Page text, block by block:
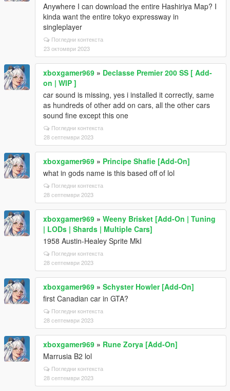
Anywhere I can download the entire Hashiriya Map? I
kinda want the entire tokyo expressway in
singleplayer
Погледни контекста
23 октомври 2023
xboxgamer969 » Declasse Premier 200 SS [ Add-
on | WIP ]
car sound is missing, yes i installed it correctly, same
as hundreds of other add on cars, all the other cars
sound fine except this one
Погледни контекста
28 септември 2023
xboxgamer969 » Principe Shafie [Add-On]
what in gods name is this based off of lol
Погледни контекста
28 септември 2023
xboxgamer969 » Weeny Brisket [Add-On | Tuning
| LODs | Shards | Multiple Cars]
1958 Austin-Healey Sprite MkI
Погледни контекста
28 септември 2023
xboxgamer969 » Schyster Howler [Add-On]
first Canadian car in GTA?
Погледни контекста
28 септември 2023
xboxgamer969 » Rune Zorya [Add-On]
Marrusia B2 lol
Погледни контекста
28 септември 2023